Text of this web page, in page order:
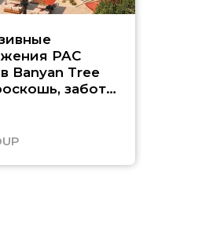
PAC
Banyan Tree
забота